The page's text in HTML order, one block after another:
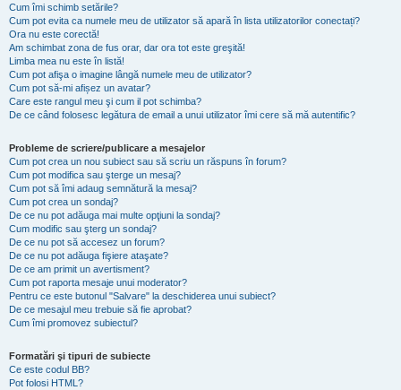
Cum îmi schimb setările?
Cum pot evita ca numele meu de utilizator să apară în lista utilizatorilor conectați?
Ora nu este corectă!
Am schimbat zona de fus orar, dar ora tot este greşită!
Limba mea nu este în listă!
Cum pot afişa o imagine lângă numele meu de utilizator?
Cum pot să-mi afișez un avatar?
Care este rangul meu şi cum il pot schimba?
De ce când folosesc legătura de email a unui utilizator îmi cere să mă autentific?
Probleme de scriere/publicare a mesajelor
Cum pot crea un nou subiect sau să scriu un răspuns în forum?
Cum pot modifica sau şterge un mesaj?
Cum pot să îmi adaug semnătură la mesaj?
Cum pot crea un sondaj?
De ce nu pot adăuga mai multe opţiuni la sondaj?
Cum modific sau şterg un sondaj?
De ce nu pot să accesez un forum?
De ce nu pot adăuga fişiere ataşate?
De ce am primit un avertisment?
Cum pot raporta mesaje unui moderator?
Pentru ce este butonul "Salvare" la deschiderea unui subiect?
De ce mesajul meu trebuie să fie aprobat?
Cum îmi promovez subiectul?
Formatări şi tipuri de subiecte
Ce este codul BB?
Pot folosi HTML?